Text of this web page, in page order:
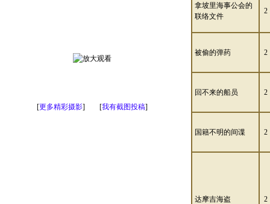
[更多精彩摄影] [我有截图投稿]
拿坡里海事公会的
联络文件
2
被偷的弹药 2
回不来的船员 2
国籍不明的间谍 2
达摩吉海盗 2